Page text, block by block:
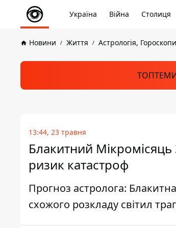
Україна Війна Столиця
Новини Життя Астрологія, Гороскопи
13:44, 23 травня
Блакитний
ризик катастроф
Прогноз астролога:
схожого розкладу світил